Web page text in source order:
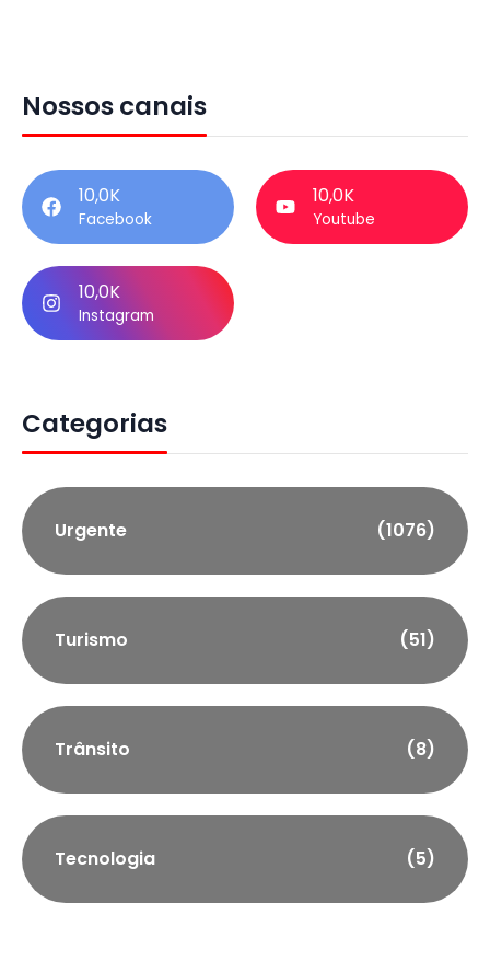
Nossos canais
10,0K
Facebook
10,0K
Youtube
10,0K
Instagram
Categorias
Urgente (1076)
Turismo (51)
Trânsito (8)
Tecnologia (5)